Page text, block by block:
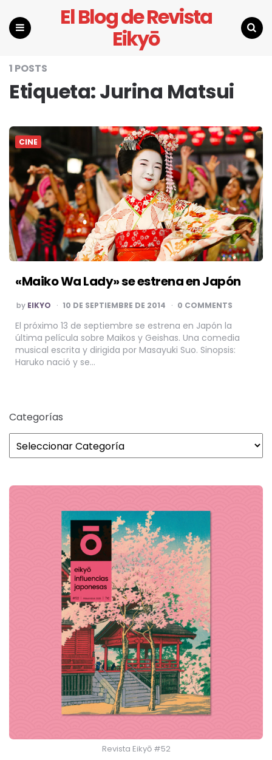
El Blog de Revista
Eikyō
1 POSTS
Etiqueta:Jurina Matsui
CINE
«Maiko Wa Lady» se estrena en Japón
POSTED
BY
by EIKYO 10 DE SEPTIEMBRE DE 2014 0 COMMENTS
El próximo 13 de septiembre se estrena en Japón la
última película sobre Maikos y Geishas. Una comedia
musical escrita y dirigida por Masayuki Suo. Sinopsis:
Haruko nació y se…
Categorías
Revista Eikyō #52